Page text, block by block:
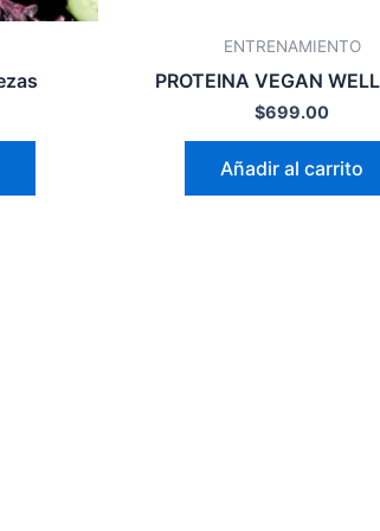
ENTRENAMIENTO
PROTEINA VEGAN
$699.00
Añadir al carrito